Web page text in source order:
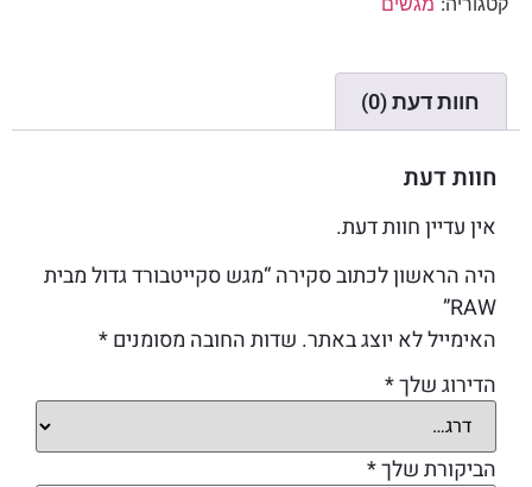
חוות דעת (0)
חוות דעת
אין עדיין חוות דעת.
היה הראשון לכתוב סקירה “מגש סקייטבורד גדול מבית
RAW”
האימייל לא יוצג באתר. שדות החובה מסומנים*
הדירוג שלך*
הביקורת שלך*